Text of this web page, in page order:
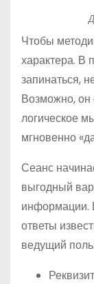
Чтобы
характера. В
запинаться,
Возможно, он
логическое
мгновенно
Сеанс
выгодный
информации.
ответы
ведущий